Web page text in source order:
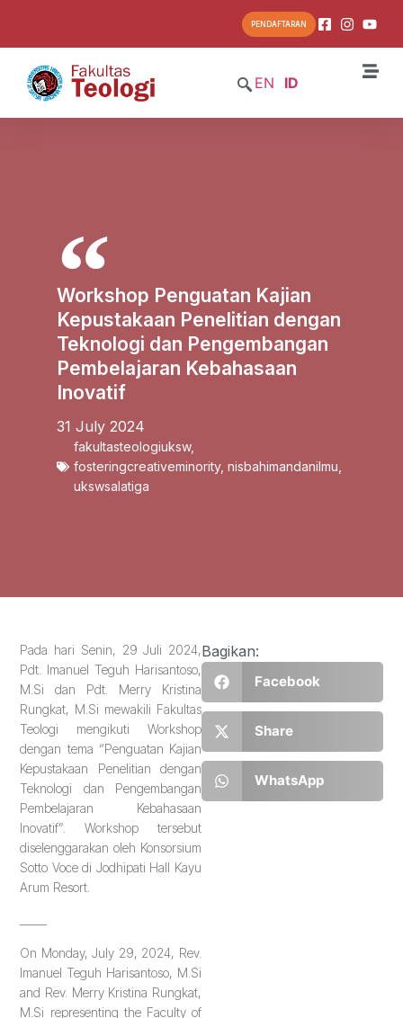
PENDAFTARAN
EN ID
Workshop Penguatan Kajian
Kepustakaan Penelitian dengan
Teknologi dan Pengembangan
Pembelajaran Kebahasaan
Inovatif
31 July 2024
fakultasteologiuksw,
fosteringcreativeminority, nisbahimandanilmu
ukswsalatiga
Pada hari Senin, 29 Juli 2024,
Pdt. Imanuel Teguh Harisantoso,
M.Si dan Pdt. Merry Kristina
Rungkat, M.Si mewakili Fakultas
Teologi mengikuti Workshop
dengan tema “Penguatan Kajian
Kepustakaan Penelitian dengan
Teknologi dan Pengembangan
Pembelajaran Kebahasaan
Inovatif”. Workshop tersebut
diselenggarakan oleh Konsorsium
Sotto Voce di Jodhipati Hall Kayu
Arum Resort.
On Monday, July 29, 2024, Rev.
Imanuel Teguh Harisantoso, M.Si
and Rev. Merry Kristina Rungkat,
M.Si representing the Faculty of
Bagikan:
Facebook
Share
WhatsApp